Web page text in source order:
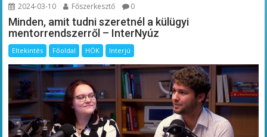
2024-03-10 Főszerkesztő 0
Minden, amit tudni szeretnél a külügyi
mentorrendszerről – InterNyúz
Eltekintés Főoldal HÖK Interjú